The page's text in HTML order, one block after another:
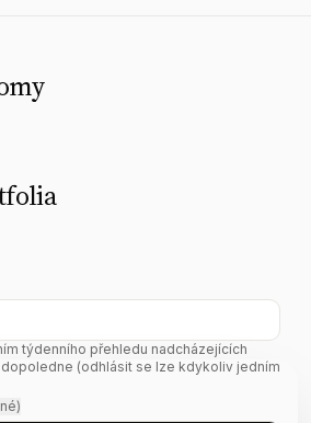
týdenního přehledu nadcházejících
(odhlásit se lze kdykoliv jedním